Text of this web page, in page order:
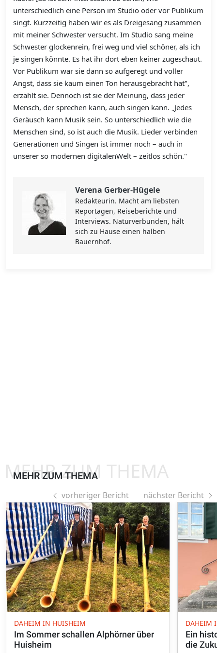
unterschiedlich eine Person im Studio oder vor Publikum
singt. Kurzzeitig haben wir es als Dreigesang zusammen
mit meiner Schwester versucht. Im Studio sang meine
Schwester glockenrein, frei weg und viel schöner, als ich
je singen könnte. Es hat ihr dort eben keiner zugeschaut.
Vor Publikum war sie dann so aufgeregt und voller
Angst, dass sie kaum einen Ton herausgebracht hat",
erzählt sie. Dennoch ist sie der Meinung, dass jeder
Mensch, der sprechen kann, auch singen kann. „Jedes
Geräusch kann Musik sein. So unterschiedlich wie die
Menschen sind, so ist auch die Musik. Lieder verbinden
Generationen und Singen ist immer noch – auch in
unserer so modernen digitalenWelt – zeitlos schön."
Verena Gerber-Hügele
Redakteurin. Macht am liebsten
Reportagen, Reiseberichte und
Interviews. Naturverbunden, hält
sich zu Hause einen halben
Bauernhof.
MEHR ZUM THEMA
MEHR ZUM THEMA
vorheriger Bericht nächster Bericht
DAHEIM IN HUISHEIM
Im Sommer schallen Alphörner über
Huisheim
DAHEIM
Ein
die